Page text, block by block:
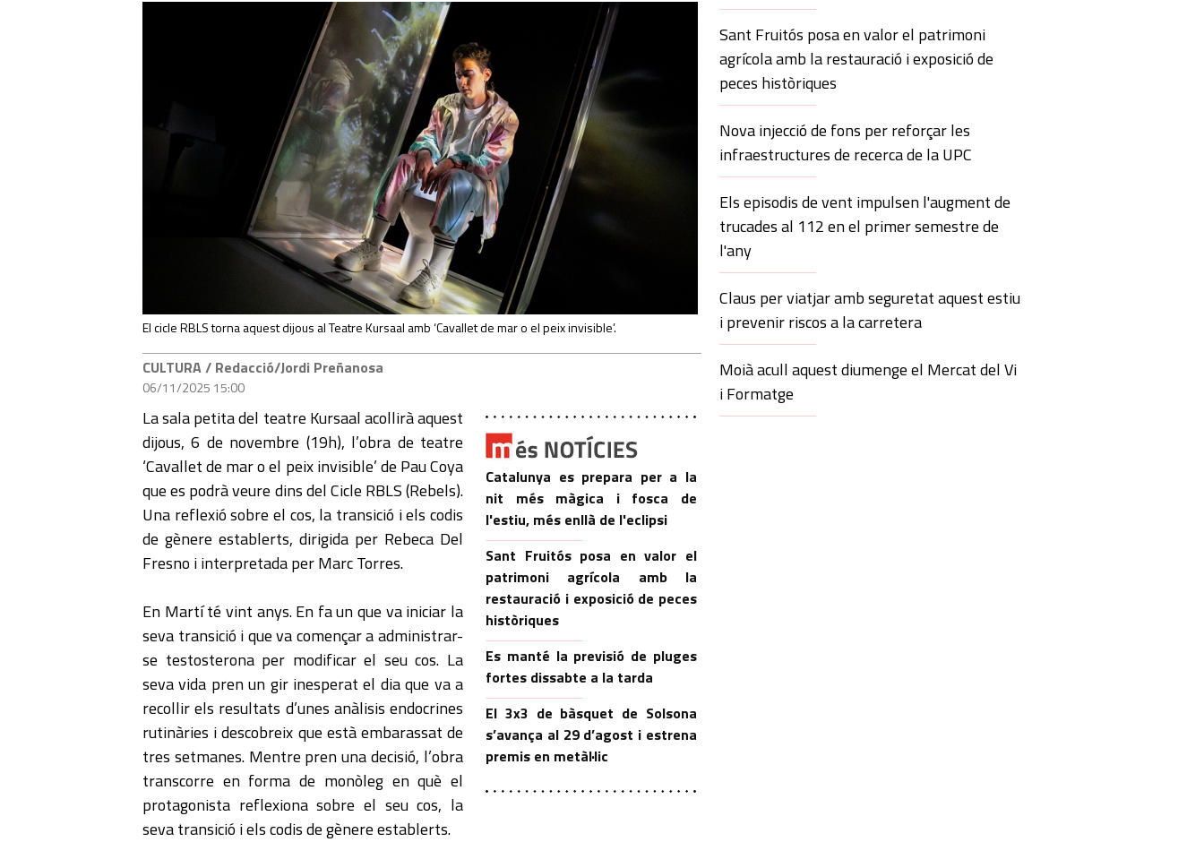
El cicle RBLS torna aquest dijous al Teatre Kursaal amb ‘Cavallet de mar o el peix invisible’.
CULTURA/ Redacció/Jordi Preñanosa
06/11/2025 15:00
Catalunya es prepara per a la
nit més màgica i fosca de
l'estiu, més enllà de l'eclipsi
Sant Fruitós posa en valor el
patrimoni agrícola amb la
restauració i exposició de peces
històriques
Es manté la previsió de pluges
fortes dissabte a la tarda
El 3x3 de bàsquet de Solsona
s’avança al 29 d’agost i estrena
premis en metàl·lic
La sala petita del teatre Kursaal acollirà aquest
dijous, 6 de novembre (19h), l’obra de teatre
‘Cavallet de mar o el peix invisible’ de Pau Coya
que es podrà veure dins del Cicle RBLS (Rebels).
Una reflexió sobre el cos, la transició i els codis
de gènere establerts, dirigida per Rebeca Del
Fresno i interpretada per Marc Torres.
En Martí té vint anys. En fa un que va iniciar la
seva transició i que va començar a administrar-
se testosterona per modificar el seu cos. La
seva vida pren un gir inesperat el dia que va a
recollir els resultats d’unes anàlisis endocrines
rutinàries i descobreix que està embarassat de
tres setmanes. Mentre pren una decisió, l’obra
transcorre en forma de monòleg en què el
protagonista reflexiona sobre el seu cos, la
seva transició i els codis de gènere establerts.
Sant Fruitós posa en valor el patrimoni
agrícola amb la restauració i exposició de
peces històriques
Nova injecció de fons per reforçar les
infraestructures de recerca de la UPC
Els episodis de vent impulsen l'augment de
trucades al 112 en el primer semestre de
l'any
Claus per viatjar amb seguretat aquest estiu
i prevenir riscos a la carretera
Moià acull aquest diumenge el Mercat del Vi
i Formatge